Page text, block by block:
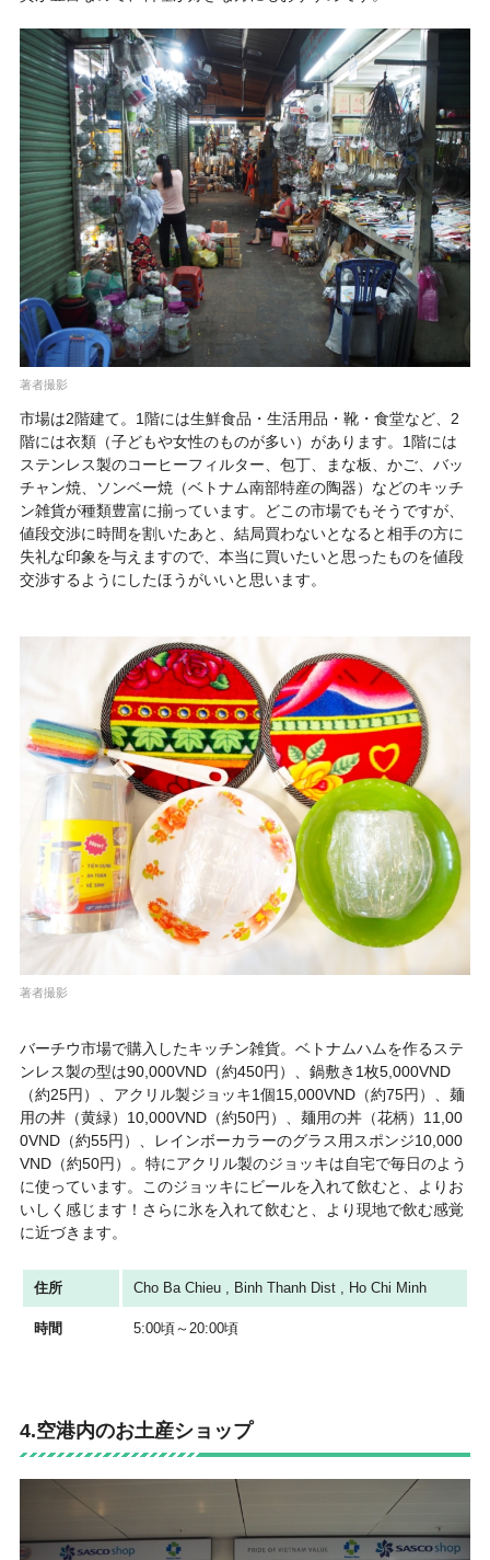
著者撮影
市場は2階建て。1階には生鮮食品・生活用品・靴・食堂など、2
階には衣類（子どもや女性のものが多い）があります。1階には
ステンレス製のコーヒーフィルター、包丁、まな板、かご、バッ
チャン焼、ソンベー焼（ベトナム南部特産の陶器）などのキッチ
ン雑貨が種類豊富に揃っています。どこの市場でもそうですが、
値段交渉に時間を割いたあと、結局買わないとなると相手の方に
失礼な印象を与えますので、本当に買いたいと思ったものを値段
交渉するようにしたほうがいいと思います。
著者撮影
バーチウ市場で購入したキッチン雑貨。ベトナムハムを作るステ
ンレス製の型は90,000VND（約450円）、鍋敷き1枚5,000VND
（約25円）、アクリル製ジョッキ1個15,000VND（約75円）、麺
用の丼（黄緑）10,000VND（約50円）、麺用の丼（花柄）11,00
0VND（約55円）、レインボーカラーのグラス用スポンジ10,000
VND（約50円）。特にアクリル製のジョッキは自宅で毎日のよう
に使っています。このジョッキにビールを入れて飲むと、よりお
いしく感じます！さらに氷を入れて飲むと、より現地で飲む感覚
に近づきます。
住所 Cho Ba Chieu , Binh Thanh Dist , Ho Chi Minh
時間 5:00頃～20:00頃
4.空港内のお土産ショップ